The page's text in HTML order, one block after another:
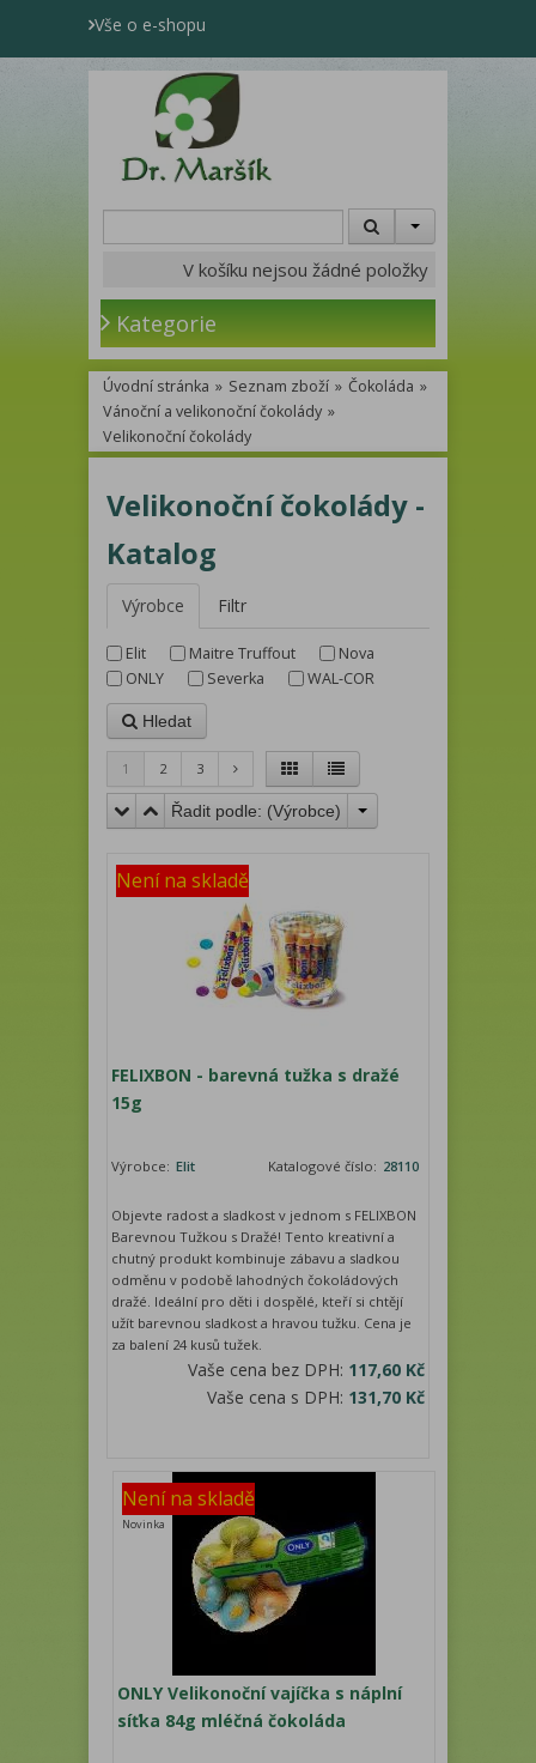
Vše o e-shopu
V košíku nejsou žádné položky
Kategorie
Úvodní stránka » Seznam zboží » Čokoláda »
Vánoční a velikonoční čokolády »
Velikonoční čokolády
Velikonoční čokolády -
Katalog
Výrobce Filtr
Elit Maitre Truffout
Nova
ONLY
Severka WAL-COR
Hledat
1 2 3
Řadit podle: (Výrobce)
Není na skladě
FELIXBON - barevná tužka s dražé
15g
Výrobce: Elit Katalogové číslo: 28110
Objevte radost a sladkost v jednom s FELIXBON
Barevnou Tužkou s Dražé! Tento kreativní a
chutný produkt kombinuje zábavu a sladkou
odměnu v podobě lahodných čokoládových
dražé. Ideální pro děti i dospělé, kteří si chtějí
užít barevnou sladkost a hravou tužku. Cena je
za balení 24 kusů tužek.
Vaše cena bez DPH: 117,60 Kč
Vaše cena s DPH: 131,70 Kč
Není na skladě
Novinka
ONLY Velikonoční vajíčka s náplní
síťka 84g mléčná čokoláda